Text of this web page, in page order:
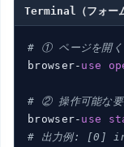
Terminal（フォー
# ① ページを開く
browser- use
# ② 操作可能な要
browser- use
# 出力例: [0]